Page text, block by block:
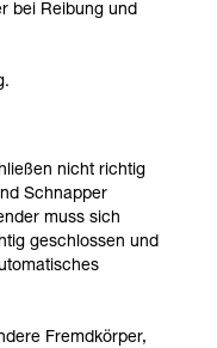
bei Reibung und
nicht richtig
Schnapper
muss sich
geschlossen und
Fremdkörper,